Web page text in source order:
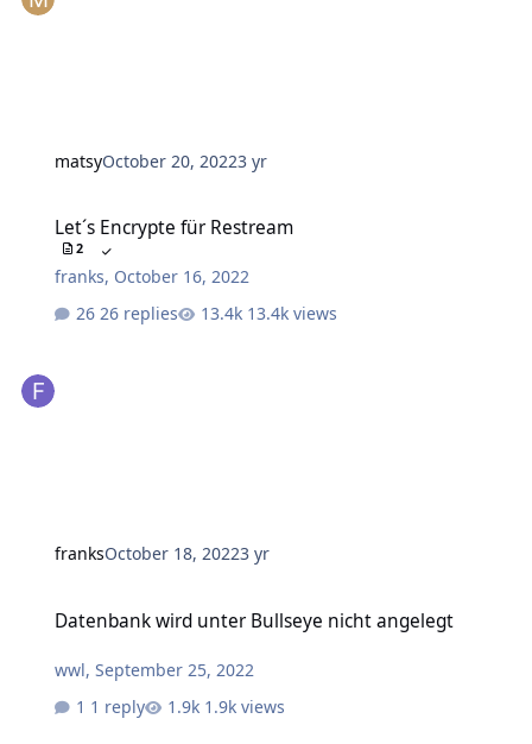
matsyOctober 20, 20223 yr
Let´s Encrypte für Restream
2
franks, October 16, 2022
26 replies
13.4k views
franksOctober 18, 20223 yr
Datenbank wird unter Bullseye nicht angelegt
wwl,September 25, 2022
1 reply
1.9k views